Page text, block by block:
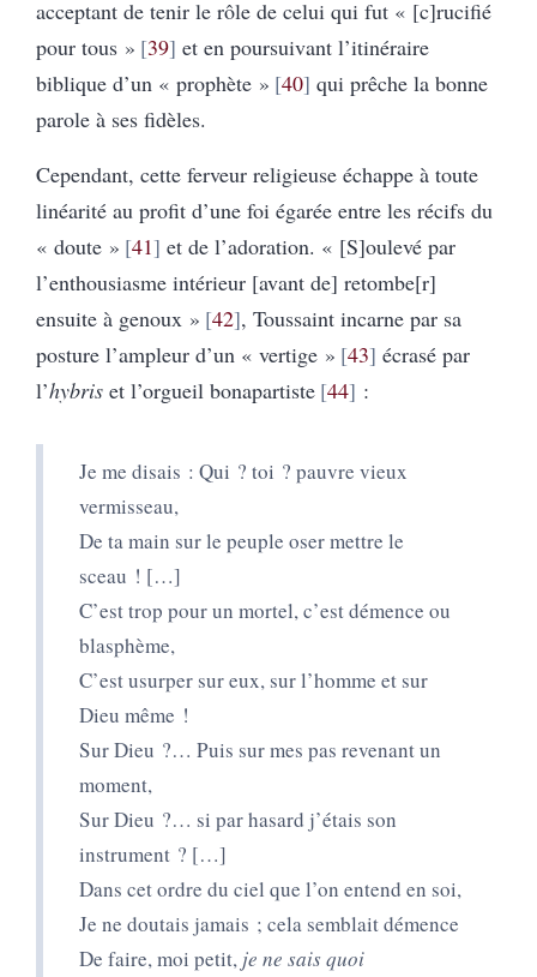
acceptant de tenir le rôle de celui qui fut « [c]rucifié
pour tous » 39 et en poursuivant l’itinéraire
biblique d’un « prophète » 40 qui prêche la bonne
parole à ses fidèles.
Cependant, cette ferveur religieuse échappe à toute
linéarité au profit d’une foi égarée entre les récifs du
« doute » 41 et de l’adoration. « [S]oulevé par
l’enthousiasme intérieur [avant de] retombe[r]
ensuite à genoux » 42 , Toussaint incarne par sa
posture l’ampleur d’un « vertige » 43 écrasé par
l’hybris et l’orgueil bonapartiste 44 :
Je me disais : Qui ? toi ? pauvre vieux
vermisseau,
De ta main sur le peuple oser mettre le
sceau ! […]
C’est trop pour un mortel, c’est démence ou
blasphème,
C’est usurper sur eux, sur l’homme et sur
Dieu même !
Sur Dieu ?… Puis sur mes pas revenant un
moment,
Sur Dieu ?… si par hasard j’étais son
instrument ? […]
Dans cet ordre du ciel que l’on entend en soi,
Je ne doutais jamais ; cela semblait démence
De faire, moi petit, je ne sais quoi